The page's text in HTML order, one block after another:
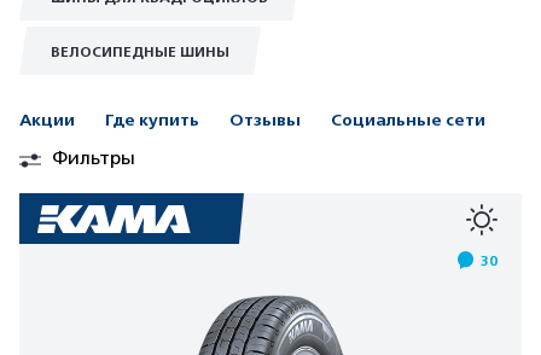
ВЕЛОСИПЕДНЫЕ ШИНЫ
Акции Где купить Отзывы Социальные сети
Фильтры
30